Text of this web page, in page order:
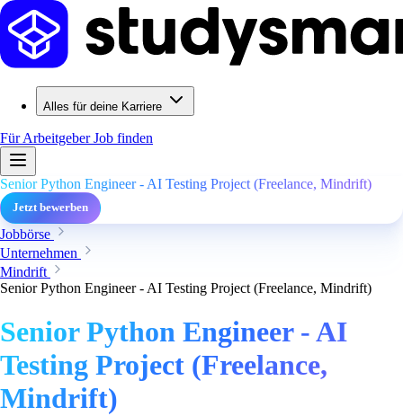
Alles für deine Karriere
Für ArbeitgeberJob finden
Senior Python Engineer - AI Testing Project (Freelance, Mindrift)
Jetzt bewerben
Jobbörse
Unternehmen
Mindrift
Senior Python Engineer - AI Testing Project (Freelance, Mindrift)
Senior Python Engineer - AI
Testing Project (Freelance,
Mindrift)